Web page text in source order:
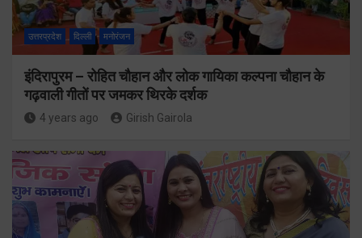
उत्तरप्रदेश दिल्ली मनोरंजन
इंदिरापुरम – रोहित चौहान और लोक गायिका कल्पना चौहान के
गढ़वाली गीतों पर जमकर थिरके दर्शक
4 years ago Girish Gairola